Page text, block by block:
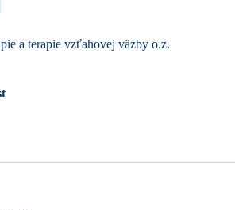
a terapie vzťahovej väzby o.z.